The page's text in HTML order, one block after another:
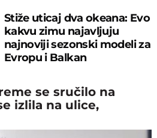
Stiže uticaj dva okeana: Evo
kakvu zimu najavljuju
najnoviji sezonski modeli za
Evropu i Balkan
se sručilo na
izlila na ulice,